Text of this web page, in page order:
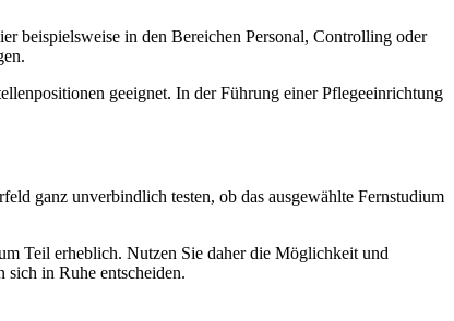
beispielsweise in den Bereichen Personal, Controlling oder
geeignet. In der Führung einer Pflegeeinrichtung
ganz unverbindlich testen, ob das ausgewählte Fernstudium
Teil erheblich. Nutzen Sie daher die Möglichkeit und
sich in Ruhe entscheiden.